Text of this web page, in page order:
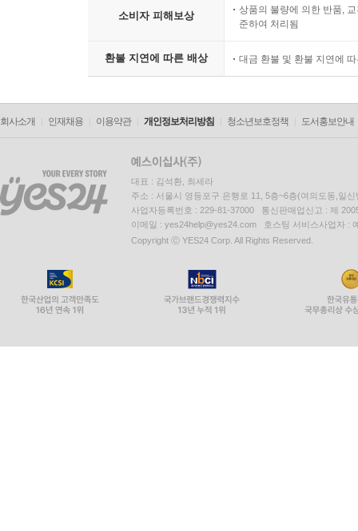
소비자 피해보상
상품의 불량에 의한 반품,
준하여 처리됨
환불 지연에 따른 배상 대금 환불 및 환불 지연에
회사소개 인재채용 이용약관 개인정보처리방침 청소년보호정책 도서홍보안내
대표 : 김석환, 최세라
주소 : 서울시 영등포구 은행로 11, 5층~6층(여의도동,일신
사업자등록번호 : 229-81-37000 통신판매업신고 : 제
이메일 : yes24help@yes24.com 호스팅 서비스사업자 :
Copyright ⓒ YES24 Corp. All Rights Reserved.